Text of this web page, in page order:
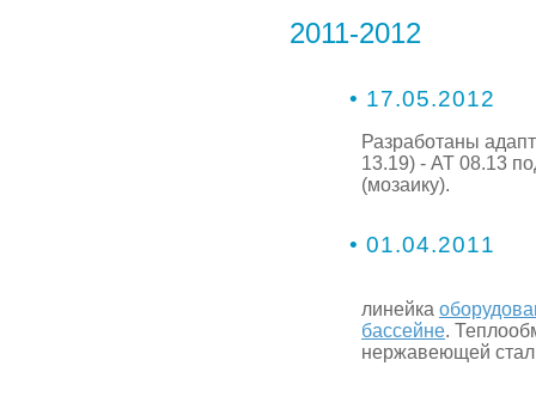
2011-2012
• 17.05.2012
Разработаны
13.19) - АТ 08.13
(мозаику).
• 01.04.2011
линейка
бассейне.
нержавеющей